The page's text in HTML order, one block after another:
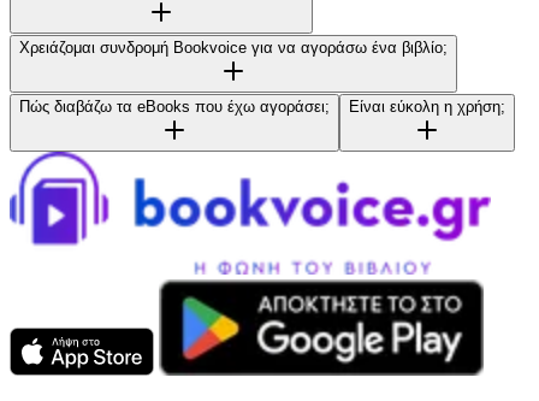
Χρειάζομαι συνδρομή Bookvoice για να αγοράσω ένα βιβλίο;
Πώς διαβάζω τα eBooks που έχω αγοράσει; Είναι εύκολη η χρήση;